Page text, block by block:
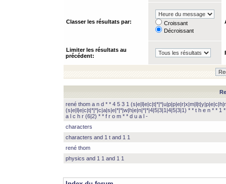
Classer les résultats par:
Croissant
Décroissant
Limiter les résultats au
précédent:
rené thom a n d * * 4 5 3 1
(s|e|l|e|c|t|*|*|c|a|s|e|*|*|w|h|e|n|*|*|4|5|3|1|4|5|3|1) * * t h e n * * 1
a l c h r (6|2) * * f r o m * * d u a l -
characters
characters and 1 t and 1 1
rené thom
physics and 1 1 and 1 1